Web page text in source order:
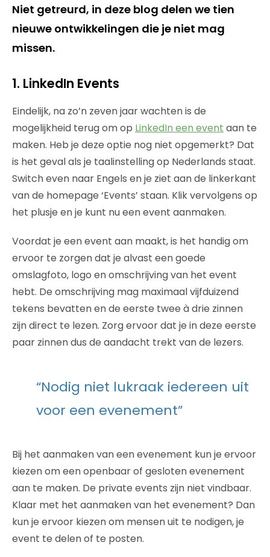
Niet getreurd, in deze blog delen we tien
nieuwe ontwikkelingen die je niet mag
missen.
1. LinkedIn Events
Eindelijk, na zo’n zeven jaar wachten is de
mogelijkheid terug om op LinkedIn een event aan te
maken. Heb je deze optie nog niet opgemerkt? Dat
is het geval als je taalinstelling op Nederlands staat.
Switch even naar Engels en je ziet aan de linkerkant
van de homepage ‘Events’ staan. Klik vervolgens op
het plusje en je kunt nu een event aanmaken.
Voordat je een event aan maakt, is het handig om
ervoor te zorgen dat je alvast een goede
omslagfoto, logo en omschrijving van het event
hebt. De omschrijving mag maximaal vijfduizend
tekens bevatten en de eerste twee à drie zinnen
zijn direct te lezen. Zorg ervoor dat je in deze eerste
paar zinnen dus de aandacht trekt van de lezers.
“Nodig niet lukraak iedereen uit
voor een evenement”
Bij het aanmaken van een evenement kun je ervoor
kiezen om een openbaar of gesloten evenement
aan te maken. De private events zijn niet vindbaar.
Klaar met het aanmaken van het evenement? Dan
kun je ervoor kiezen om mensen uit te nodigen, je
event te delen of te posten.